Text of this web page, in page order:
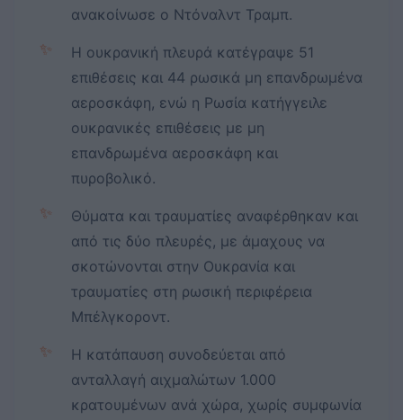
ανακοίνωσε ο Ντόναλντ Τραμπ.
✨
Η ουκρανική πλευρά κατέγραψε 51
επιθέσεις και 44 ρωσικά μη επανδρωμένα
αεροσκάφη, ενώ η Ρωσία κατήγγειλε
ουκρανικές επιθέσεις με μη
επανδρωμένα αεροσκάφη και
πυροβολικό.
✨
Θύματα και τραυματίες αναφέρθηκαν και
από τις δύο πλευρές, με άμαχους να
σκοτώνονται στην Ουκρανία και
τραυματίες στη ρωσική περιφέρεια
Μπέλγκοροντ.
✨
Η κατάπαυση συνοδεύεται από
ανταλλαγή αιχμαλώτων 1.000
κρατουμένων ανά χώρα, χωρίς συμφωνία